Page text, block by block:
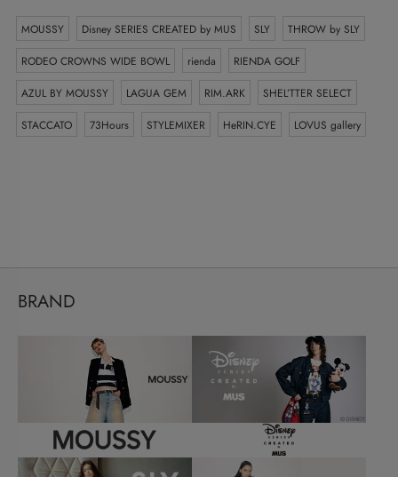
MOUSSY Disney SERIES CREATED by MUS SLY
THROW by SLY
RODEO CROWNS WIDE BOWL
rienda
RIENDA GOLF
AZUL BY MOUSSY
LAGUA GEM RIM.ARK
SHEL’TTER SELECT
STACCATO
73Hours STYLEMIXER HeRIN.CYE LOVUS gallery
BRAND